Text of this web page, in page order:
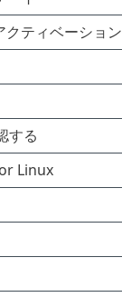
ティベーション
する
Linux